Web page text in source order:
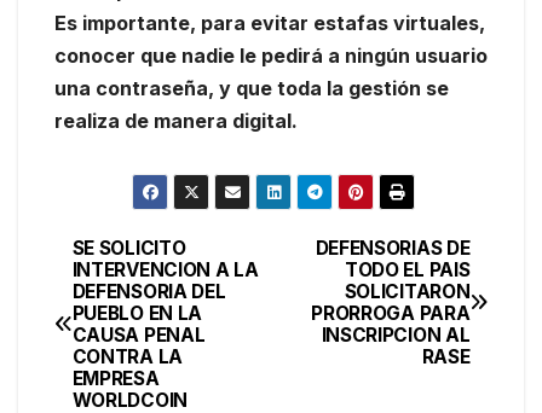
Es importante, para evitar estafas virtuales,
conocer que nadie le pedirá a ningún usuario
una contraseña, y que toda la gestión se
realiza de manera digital.
Navegación
de
entradas
DEFENSORIAS DE
TODO EL PAIS
SOLICITARON
PRORROGA PARA
INSCRIPCION AL
RASE
SE SOLICITO
INTERVENCION A LA
DEFENSORIA DEL
PUEBLO EN LA
CAUSA PENAL
CONTRA LA
EMPRESA
WORLDCOIN